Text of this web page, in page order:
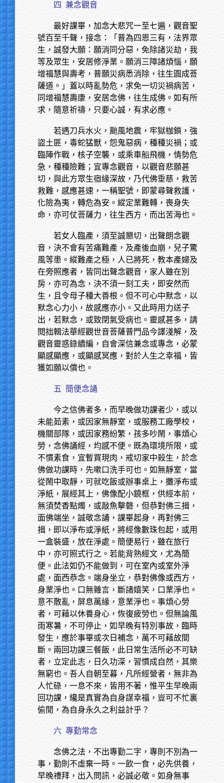
四 兼念觀音
最好課畢，加念大悲咒一至七遍，觀音聖
號百至千聲，接念：「普為四恩三有，法界眾
生，誠發大願：願消同分惡，免除諸災劫，我
等及眾生，安居修淨業。願消三障諸煩惱，願
增福慧與壽考，普願災病悉消除，往生圓成菩
薩道。」蓋以時亂勢危，求免一切災禍病苦，
同增福慧壽康，安居念佛，往生成佛。如有所
求，隨意祈禱，只要心誠，有求必應。
若遇刀兵水火，颱風地震，牢獄枷鎖，強
盜土匪，毒蛇猛獸，怨鬼惡病，種種災禍；或
臨陣作戰，核子空襲，或乘車船飛機，情勢危
急，種種險難；宜專念觀音，以觀音悲願甚
切，與此方眾生宿緣深故，乃代佛垂慈，救苦
救難，感應甚速，一稱聖號，即蒙尋聲救護，
化險為夷，轉危為安。縱定業難轉，喪身失
命，亦可仗菩薩力，往生西方，而出苦海也。
若女人臨產，須至誠懇切，出聲朗念觀
音，決不會有苦痛難產，及產後血崩，兒子驚
風等患。縱難產之極，人已將死，教本產婦及
在旁照應者，皆同出聲念觀音，家人雖在別
房，亦可為念，決不須一刻工夫，即安然而
生，且令母子種大善根。但不可心中默念，以
默念心力小，故感應亦小。又此時用力送子
出，若默念，或致閉氣受病也。靈感甚多，請
閱拙輯法華經觀世音菩薩普門品今譯淺解，及
觀音靈惑錄續編，自會深信兼念或專念，必蒙
顯感顯應，或顯感冥應，對於人生之幸福，皆
獲如願以償也。
五 簡便念誦
今之信佛者多，而早晚做功課者少，或以
未能茹素，或因家無靜室，或服務工廠學校，
機關部隊，或因家務紛繁，孩多吵鬧，事煩心
勞，念佛誦經，均感不便。既為環境所限，或
不慣素食，宜暫買現肉，戒切家中殺生，於念
佛做功課時，先嗽口洗手可也。如無靜室，當
從鬧中取靜，可就吃飯或辦事桌上，攤淨布或
淨紙，展經其上，佛像配小鏡框，供經本前，
無須焚香點燭，或敲魚擊磬，但恭對佛三揖，
面佛端坐，誠敬念誦，課畢起身，再對佛三
揖，即以淨布或淨紙，將經像數珠包起，或用
一盒裝盛，放在淨處。簡便易行，雖在旅行
中，亦可照式行之。若能背熟經文，尤為簡
便。此法如仍不能做到，可在室內或室外淨
處，面西恭念。端身坐立，恭對佛像或西方，
身業淨也。口無雜言，斷諸嬉笑，口業淨也。
意不散亂，屏息萬緣，意業淨也。事煩心勞
者，可藉以休養身心，恢復疲勞也。但無論風
雨寒暑，不可停止，如早晚有特別事故，臨時
發生，應於事畢或次日補念，萬不可藉故間
斷。兩回功課三餐飯，此日常生活所必不可缺
者，立定此志，日久功深，習慣成自然，其樂
無窮也。吾人自朝至暮，凡所經營者，無非為
人忙碌，一息不來，皆用不著，惟平生早晚兩
回功課，纔是真實為自身謀幸福，豈可不忙裏
偷閒，為自身永久之利益計乎？
六 專勤常念
念佛之法，不出專勤二字，專則不別為一
事，勤則不虛棄一時。一飲一食，必先供養，
早晚禮拜，出入問訊，必誠必敬。如身無事